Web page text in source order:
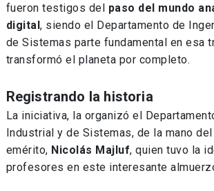
fueron testigos del paso del mundo
digital, siendo el Departamento de
de Sistemas parte fundamental en esa
transformó el planeta por completo.
Registrando la historia
La iniciativa, la organizó el
Industrial y de Sistemas, de la mano
emérito, Nicolás Majluf, quien tuvo la
profesores en este interesante